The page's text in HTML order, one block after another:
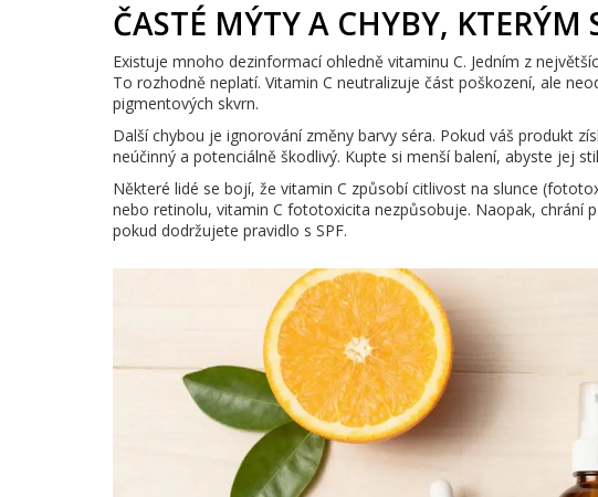
ČASTÉ MÝTY A CHYBY, KTERÝM
Existuje mnoho dezinformací ohledně vitaminu C. Jedním z
To rozhodně neplatí. Vitamin C neutralizuje část poškození, ale
pigmentových skvrn.
Další chybou je ignorování změny barvy séra. Pokud váš produkt
neúčinný a potenciálně škodlivý. Kupte si menší balení, abyste jej
Některé lidé se bojí, že vitamin C způsobí citlivost na slunce
nebo retinolu, vitamin C fototoxicita nezpůsobuje. Naopak, chrání
pokud dodržujete pravidlo s SPF.